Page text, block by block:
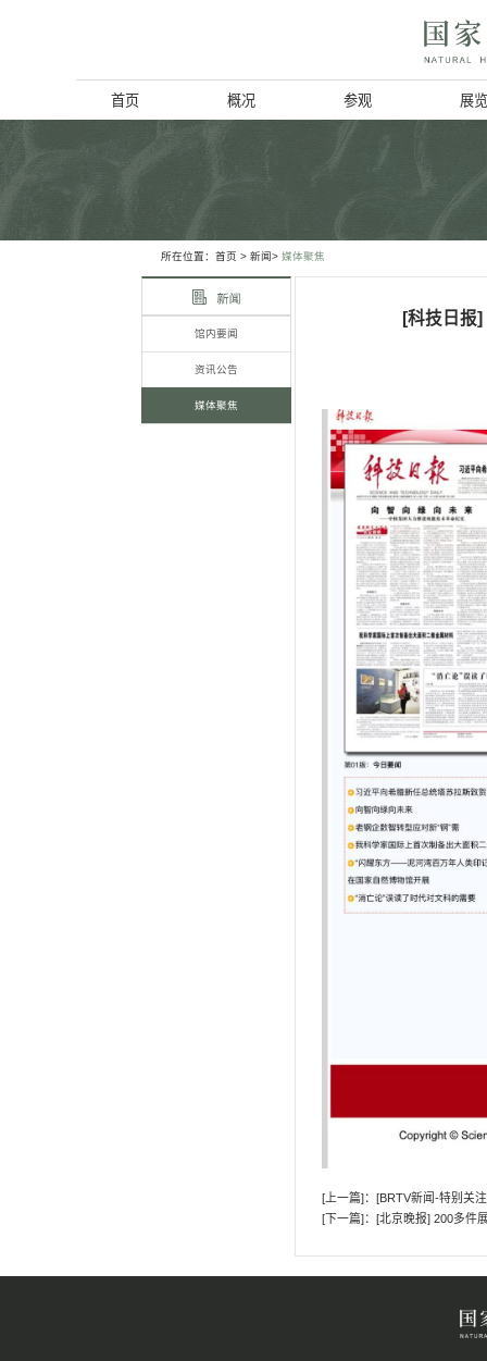
首页 概况
博物馆简介
所在位置：首页> 新闻>
馆内要闻
资讯公告
媒体聚焦